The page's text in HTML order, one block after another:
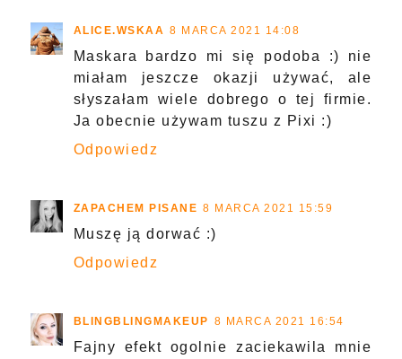
ALICE.WSKAA 8 MARCA 2021 14:08
Maskara bardzo mi się podoba :) nie
miałam jeszcze okazji używać, ale
słyszałam wiele dobrego o tej firmie.
Ja obecnie używam tuszu z Pixi :)
Odpowiedz
ZAPACHEM PISANE 8 MARCA 2021 15:59
Muszę ją dorwać :)
Odpowiedz
BLINGBLINGMAKEUP 8 MARCA 2021 16:54
Fajny efekt ogolnie zaciekawila mnie